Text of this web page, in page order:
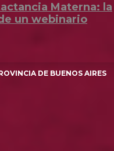
Materna: la
un webinario
DE BUENOS AIRES